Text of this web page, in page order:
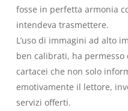
fosse in perfetta armonia
intendeva trasmettere.
L’uso di immagini ad alto
ben calibrati, ha
cartacei che non solo
emotivamente il lettore,
servizi offerti.